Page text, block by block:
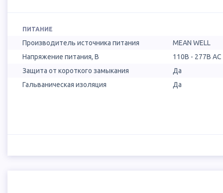
ПИТАНИЕ
Производитель источника питания
MEAN WELL
Напряжение питания, В
110B - 277B AC
Защита от короткого замыкания
Да
Гальваническая изоляция
Да